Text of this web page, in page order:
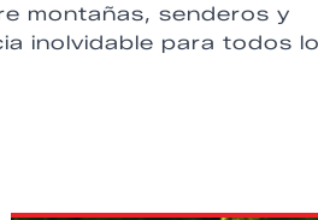
montañas, senderos y
inolvidable para todos